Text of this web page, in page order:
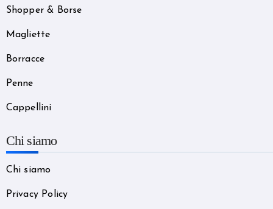
Shopper & Borse
Magliette
Borracce
Penne
Cappellini
Chi siamo
Chi siamo
Privacy Policy